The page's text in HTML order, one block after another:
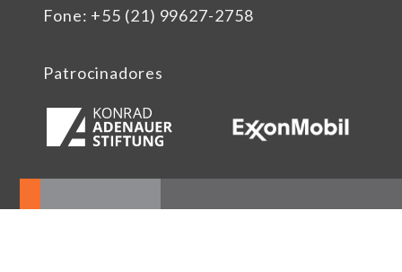
Fone: +55 (21) 99627-2758
Patrocinadores